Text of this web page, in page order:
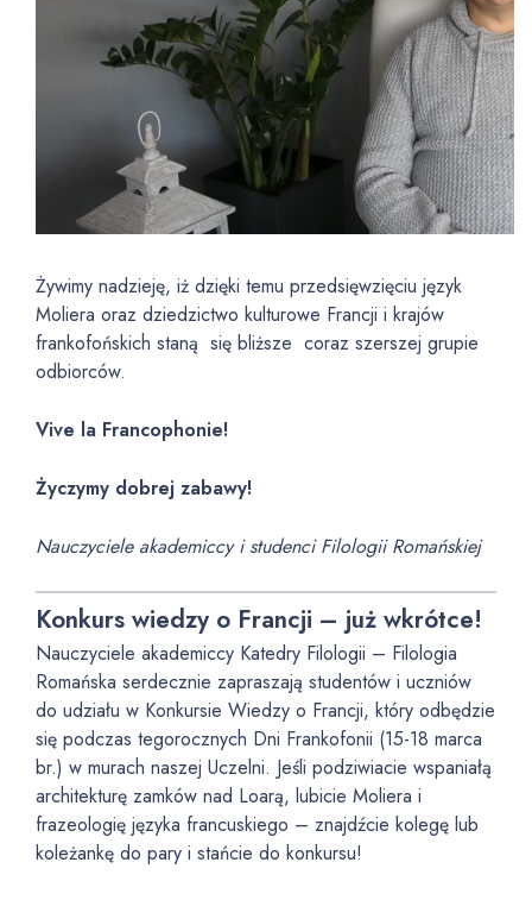
Żywimy nadzieję, iż dzięki temu przedsięwzięciu język
Moliera oraz dziedzictwo kulturowe Francji i krajów
frankofońskich staną się bliższe coraz szerszej grupie
odbiorców.
Vive la Francophonie!
Życzymy dobrej zabawy!
Nauczyciele akademiccy i studenci Filologii Romańskiej
Konkurs wiedzy o Francji – już wkrótce!
Nauczyciele akademiccy Katedry Filologii – Filologia
Romańska serdecznie zapraszają studentów i uczniów
do udziału w Konkursie Wiedzy o Francji, który odbędzie
się podczas tegorocznych Dni Frankofonii (15-18 marca
br.) w murach naszej Uczelni. Jeśli podziwiacie wspaniałą
architekturę zamków nad Loarą, lubicie Moliera i
frazeologię języka francuskiego – znajdźcie kolegę lub
koleżankę do pary i stańcie do konkursu!